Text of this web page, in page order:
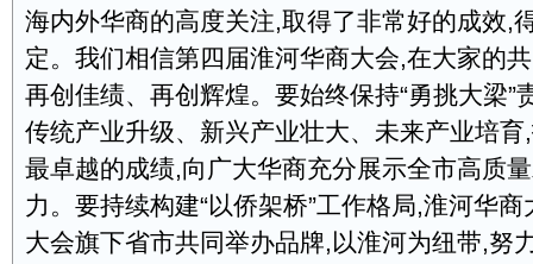
海内外华商的高度关注,取得了非常好的成效,
定。我们相信第四届淮河华商大会,在大家的
再创佳绩、再创辉煌。要始终保持“勇挑大梁”
传统产业升级、新兴产业壮大、未来产业培
最卓越的成绩,向广大华商充分展示全市高质
力。要持续构建“以侨架桥”工作格局,淮河华
大会旗下省市共同举办品牌,以淮河为纽带,努